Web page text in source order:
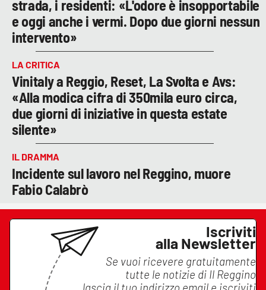
strada, i residenti: «L'odore è insopportabile
e oggi anche i vermi. Dopo due giorni nessun
intervento»
LA CRITICA
Vinitaly a Reggio, Reset, La Svolta e Avs:
«Alla modica cifra di 350mila euro circa,
due giorni di iniziative in questa estate
silente»
IL DRAMMA
Incidente sul lavoro nel Reggino, muore
Fabio Calabrò
Iscriviti
alla Newsletter
Se vuoi ricevere gratuitamente
tutte le notizie di Il Reggino
lascia il tuo indirizzo email e iscriviti